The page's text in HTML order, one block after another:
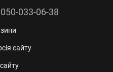
050-033-06-38
сайту